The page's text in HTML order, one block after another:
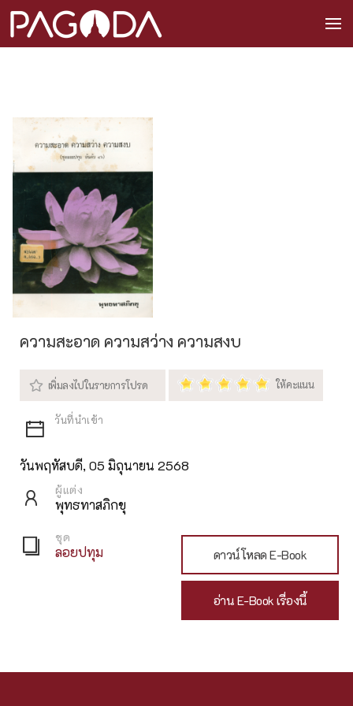
ความสะอาด ความสว่าง ความสงบ
วันพฤหัสบดี, 05 มิถุนายน 2568
ผู้แต่ง
พุทธทาสภิกขุ
ชุด
ลอยปทุม ดาวน์โหลด E-Book
อ่าน E-Book เรื่องนี้